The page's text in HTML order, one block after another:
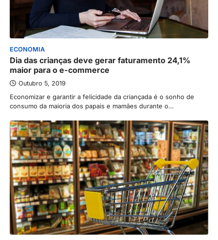
ECONOMIA
Dia das crianças deve gerar faturamento 24,1%
maior para o e-commerce
Outubro 5, 2019
Economizar e garantir a felicidade da criançada é o sonho de
consumo da maioria dos papais e mamães durante o…